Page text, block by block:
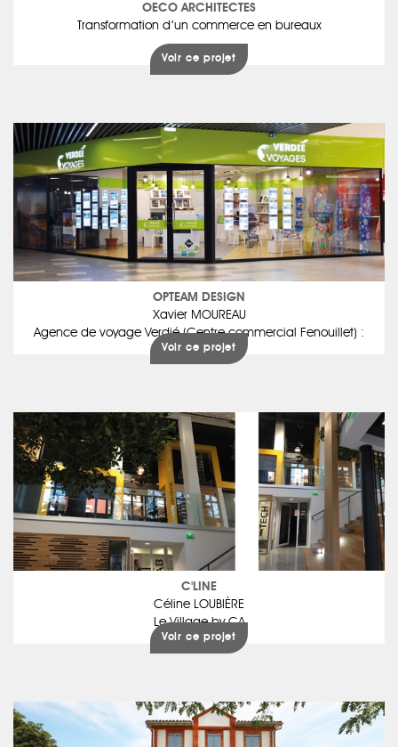
OECO ARCHITECTES
Transformation d’un commerce en bureaux
Voir ce projet
OPTEAM DESIGN
Xavier MOUREAU
Agence de voyage Verdié (Centre commercial Fenouillet) :
Voir ce projet
C'LINE
Céline LOUBIÈRE
Le Village by CA
Voir ce projet